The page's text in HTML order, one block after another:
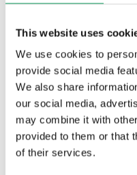
This website uses
We use cookies to
provide social media
We also share
our social media,
may combine it with
provided to them or that
of their services.